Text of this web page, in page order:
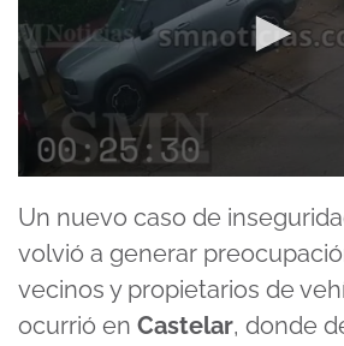
seconds
of
minute,
35
seconds
Un nuevo caso de
volvió a generar
vecinos y propietarios de
ocurrió en Castelar, donde